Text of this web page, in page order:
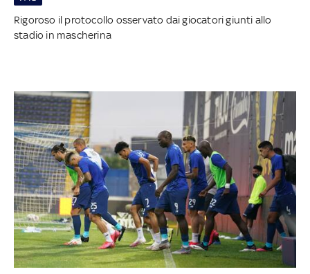
Rigoroso il protocollo osservato dai giocatori giunti allo
stadio in mascherina